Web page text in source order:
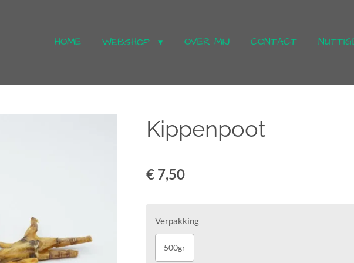
HOME WEBSHOP OVER MIJ CONTACT
Kippenpoot
€ 7,50
Verpakking
500gr